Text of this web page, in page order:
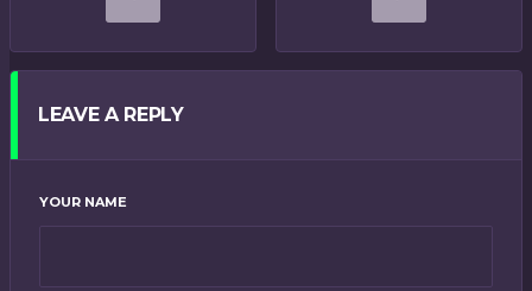
LEAVE A REPLY
YOUR NAME